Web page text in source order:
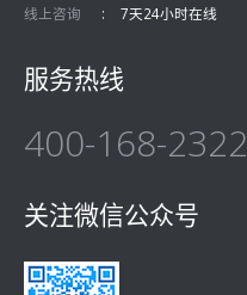
线上咨询
7天24小时在线
服务热线
400-168-2322
关注微信公众号